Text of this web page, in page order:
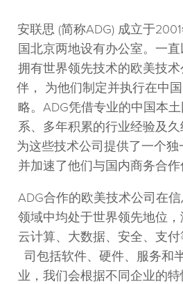
安联思 (简称ADG) 成立于
国北京两地设有办公室。一
拥有世界领先技术的欧美技
伴， 为他们制定并执行在中
略。ADG凭借专业的中国本
系、多年积累的行业经验及久
为这些技术公司提供了一个
并加速了他们与国内商务合作
ADG合作的欧美技术公司在
领域中均处于世界领先地位，
云计算、大数据、安全、支
司包括软件、硬件、服务和
业，我们会根据不同企业的